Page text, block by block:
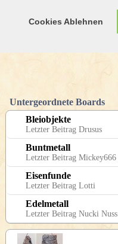
Cookies Ablehnen
Untergeordnete Boards
Bleiobjekte
Letzter Beitrag Drusus
Buntmetall
Letzter Beitrag Mickey666
Eisenfunde
Letzter Beitrag Lotti
Edelmetall
Letzter Beitrag Nucki Nuss